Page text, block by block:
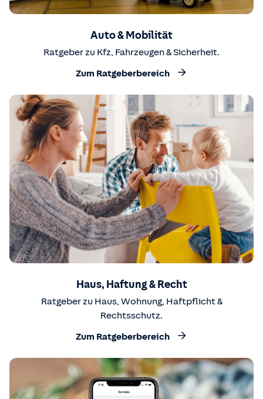
Auto & Mobilität
Ratgeber zu Kfz, Fahrzeugen & Sicherheit.
Zum Ratgeberbereich
Haus, Haftung & Recht
Ratgeber zu Haus, Wohnung, Haftpflicht &
Rechtsschutz.
Zum Ratgeberbereich